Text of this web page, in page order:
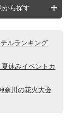
から探す
ルランキング
休みイベントカ
奈川の花火大会